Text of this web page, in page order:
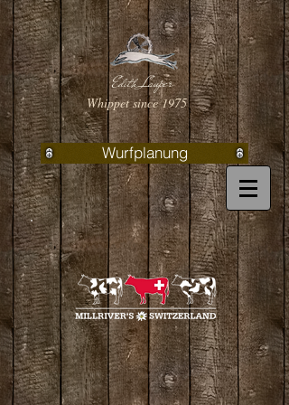
Edith Lauper
Whippet since 1975
Wurfplanung